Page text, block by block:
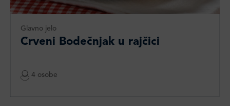
Glavno jelo
Crveni Bodečnjak u rajčici
4 osobe